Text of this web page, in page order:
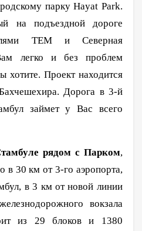
парку Hayat Park.
на подъездной дороге
ТЕМ и Северная
легко и без проблем
хотите. Проект находится
Дорога в 3-й
займет у Вас всего
рядом с Парком,
в 30 км от 3-го аэропорта,
в 3 км от новой линии
вокзала
из 29 блоков и 1380